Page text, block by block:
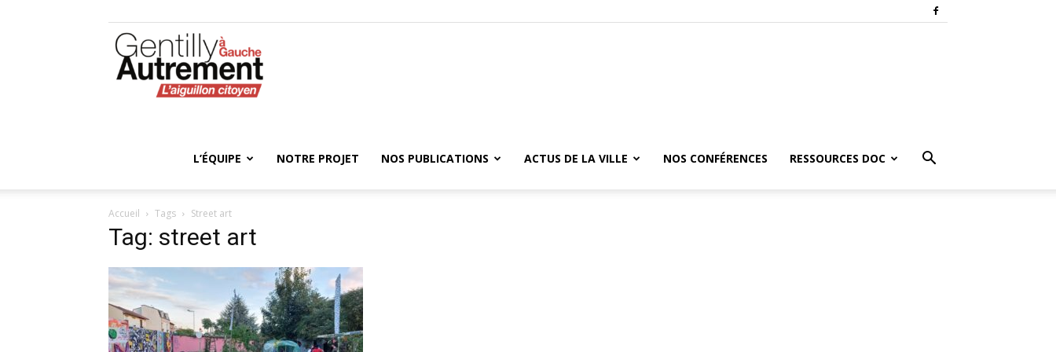
L’ÉQUIPE NOTRE PROJET NOS PUBLICATIONS ACTUS DE LA VILLE NOS CONFÉRENCES RESSOURCES DOC
Accueil Tags Street art
Tag: street art